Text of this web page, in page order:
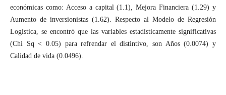
económicas como: Acceso a capital (1.1), Mejora Financiera (1.29) y
Aumento de inversionistas (1.62). Respecto al Modelo de Regresión
Logística, se encontró que las variables estadísticamente significativas
(Chi Sq < 0.05) para refrendar el distintivo, son Años (0.0074) y
Calidad de vida (0.0496).